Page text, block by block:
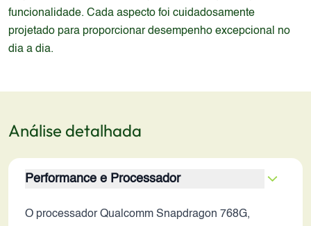
funcionalidade. Cada aspecto foi cuidadosamente
projetado para proporcionar desempenho excepcional no
dia a dia.
Análise detalhada
Performance e Processador
O processador Qualcomm Snapdragon 768G,